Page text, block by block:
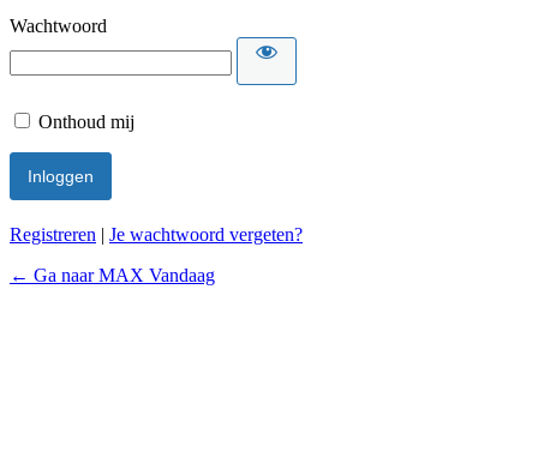
Wachtwoord
Onthoud mij
Registreren | Je wachtwoord vergeten?
← Ga naar MAX Vandaag